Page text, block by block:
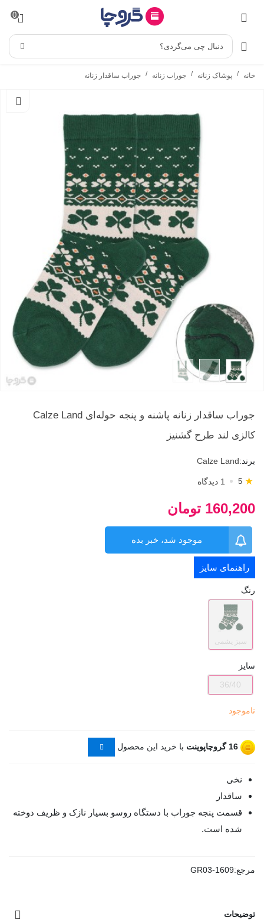
0
دنبال چی می‌گردی؟
خانه / پوشاک زنانه / جوراب زنانه / جوراب ساقدار زنانه
جوراب ساقدار زنانه پاشنه و پنجه حوله‌ای Calze Land
کالزی لند طرح گشنیز
برند:Calze Land
5 ★ 1 دیدگاه
160,200 تومان
موجود شد، خبر بده
راهنمای سایز
رنگ
سبز یشمی
سایز
36/40
ناموجود
16 گروچاپوینت با خرید این محصول
نخی
ساقدار
قسمت پنجه جوراب با دستگاه روسو بسیار نازک و ظریف دوخته
شده است.
مرجع:GR03-1609
توضیحات